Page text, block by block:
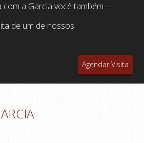
com a Garcia você também –
de um de nossos
Agendar Visita